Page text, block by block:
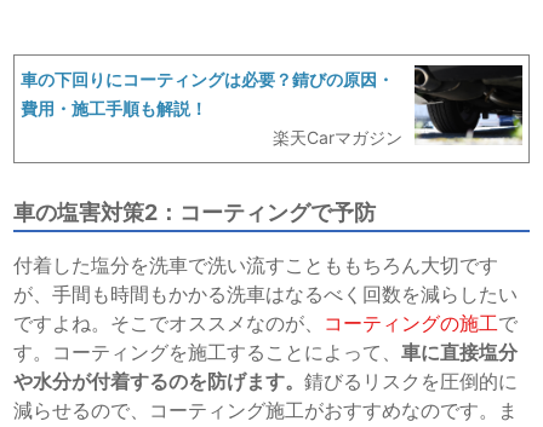
車の下回りにコーティングは必要？錆びの原因・
費用・施工手順も解説！
楽天Carマガジン
車の塩害対策2：コーティングで予防
付着した塩分を洗車で洗い流すことももちろん大切です
が、手間も時間もかかる洗車はなるべく回数を減らしたい
ですよね。そこでオススメなのが、 コーティングの施工で
す。コーティングを施工することによって、車に直接塩分
や水分が付着するのを防げます。錆びるリスクを圧倒的に
減らせるので、コーティング施工がおすすめなのです。ま